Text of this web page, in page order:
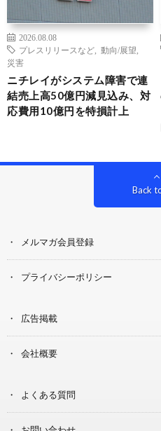
2026.08.08
プレスリリースなど
動向/展望
災害
ニチレイがシステム障害で連
結売上高50億円減見込み、対
応費用10億円を特損計上
Back
メルマガ会員登録
プライバシーポリシー
広告掲載
会社概要
よくある質問